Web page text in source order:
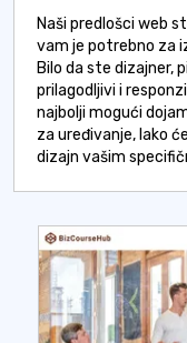
Naši predlošci web
vam je potrebno za
Bilo da ste dizajner,
prilagodljivi i
najbolji mogući
za uređivanje, lako
dizajn vašim